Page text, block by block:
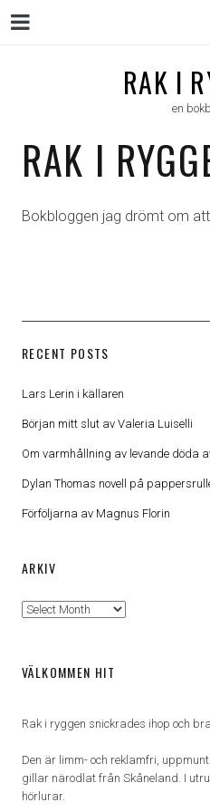
RAK I
en
RAK I
Bokbloggen jag drömt om
RECENT POSTS
Lars Lerin i källaren
Början mitt slut av Valeria Luiselli
Om varmhållning av levande döda
Dylan Thomas novell på
Förföljarna av Magnus Florin
ARKIV
Arkiv
VÄLKOMMEN HIT
Rak i ryggen snickrades ihop och
Den är limm- och reklamfri,
gillar närodlat från Skåneland. I
hörlurar.
Menu